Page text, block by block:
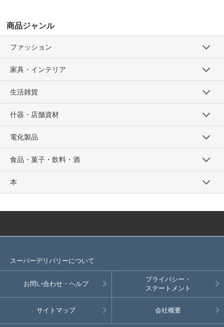
商品ジャンル
ファッション
家具・インテリア
生活雑貨
什器・店舗資材
電化製品
食品・菓子・飲料・酒
本
スーパーデリバリーについて
お問い合わせ・ヘルプ
プライバシー・
ステートメント
サイトマップ 会社概要